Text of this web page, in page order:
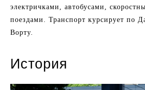
электричками, автобусами,
поездами. Транспорт курсирует по
Ворту.
История